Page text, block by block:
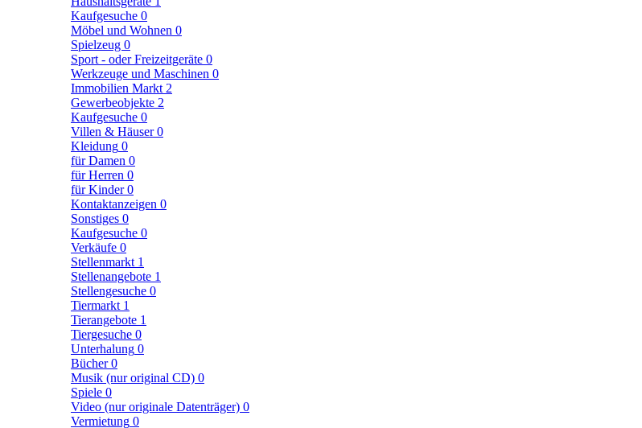
Kaufgesuche 0
Möbel und Wohnen 0
Spielzeug 0
Sport - oder Freizeitgeräte 0
Werkzeuge und Maschinen 0
Immobilien Markt 2
Gewerbeobjekte 2
Kaufgesuche 0
Villen & Häuser0
Kleidung 0
für Damen 0
für Herren 0
für Kinder0
Kontaktanzeigen 0
Sonstiges 0
Kaufgesuche 0
Verkäufe 0
Stellenmarkt 1
Stellenangebote 1
Stellengesuche 0
Tiermarkt 1
Tierangebote 1
Tiergesuche 0
Unterhalung 0
Bücher0
Musik (nur original CD) 0
Spiele 0
Video (nur originale Datenträger) 0
Vermietung 0